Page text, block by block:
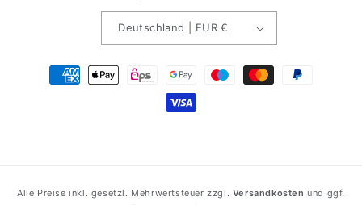
Deutschland | EUR €
Zahlungsmethoden
Alle Preise inkl. gesetzl. Mehrwertsteuer zzgl. Versandkosten und ggf.